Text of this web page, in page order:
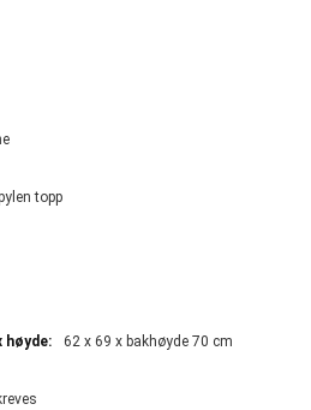
topp
62 x 69 x bakhøyde 70 cm